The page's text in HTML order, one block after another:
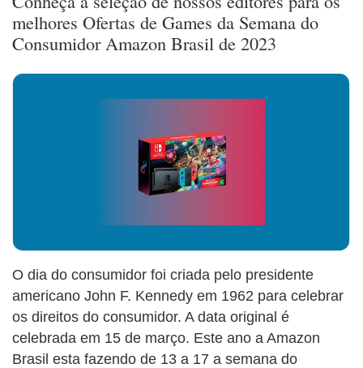
melhores Ofertas de Games da Semana do
Consumidor Amazon Brasil de 2023
O dia do consumidor foi criada pelo presidente
americano John F. Kennedy em 1962 para celebrar
os direitos do consumidor. A data original é
celebrada em 15 de março. Este ano a Amazon
Brasil esta fazendo de 13 a 17 a semana do